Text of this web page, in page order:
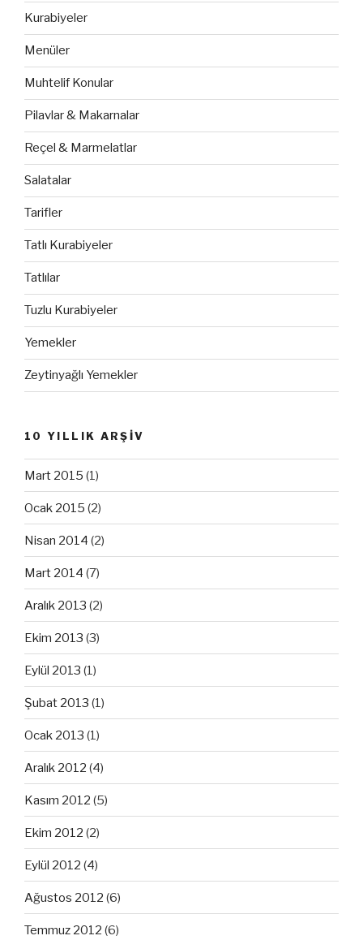
Kurabiyeler
Menüler
Muhtelif Konular
Pilavlar & Makarnalar
Reçel & Marmelatlar
Salatalar
Tarifler
Tatlı Kurabiyeler
Tatlılar
Tuzlu Kurabiyeler
Yemekler
Zeytinyağlı Yemekler
10 YILLIK ARŞİV
Mart 2015 (1)
Ocak 2015 (2)
Nisan 2014 (2)
Mart 2014 (7)
Aralık 2013 (2)
Ekim 2013 (3)
Eylül 2013 (1)
Şubat 2013 (1)
Ocak 2013 (1)
Aralık 2012 (4)
Kasım 2012 (5)
Ekim 2012 (2)
Eylül 2012 (4)
Ağustos 2012 (6)
Temmuz 2012 (6)